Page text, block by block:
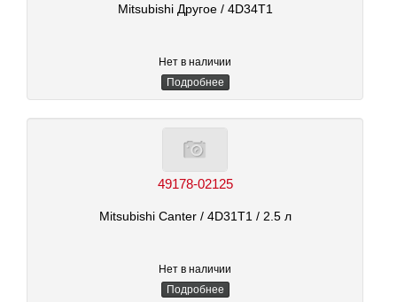
Mitsubishi Другое / 4D34T1
Нет в наличии
Подробнее
49178-02125
Mitsubishi Canter / 4D31T1 / 2.5 л
Нет в наличии
Подробнее